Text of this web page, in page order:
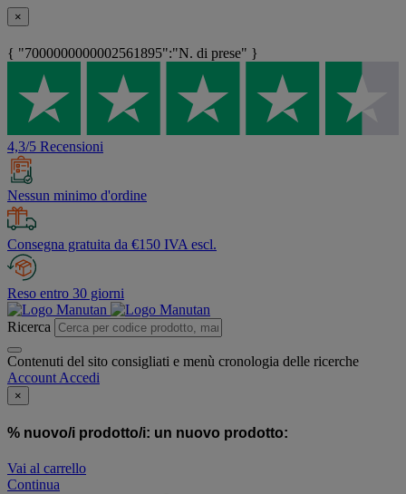
×
{ "7000000000002561895":"N. di prese" }
4,3/5 Recensioni
Nessun minimo d'ordine
Consegna gratuita da €150 IVA escl.
Reso entro 30 giorni
Ricerca
Contenuti del sito consigliati e menù cronologia delle ricerche
Account Accedi
×
% nuovo/i prodotto/i: un nuovo prodotto:
Vai al carrello
Continua